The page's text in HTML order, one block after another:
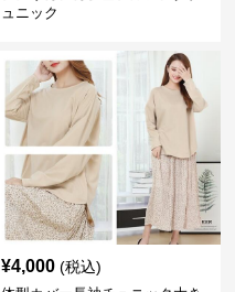
ュニック
¥4,000 (税込)